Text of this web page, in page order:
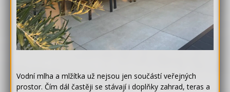
Vodní mlha a mlžítka už nejsou jen součástí veřejných
prostor. Čím dál častěji se stávají i doplňky zahrad, teras a